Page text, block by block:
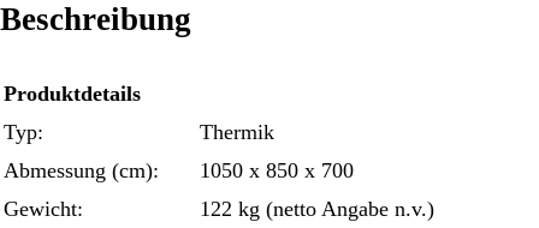
Beschreibung
Produktdetails
Typ:
Thermik
Abmessung (cm):
1050 x 850 x 700
Gewicht:
122 kg (netto Angabe n.v.)